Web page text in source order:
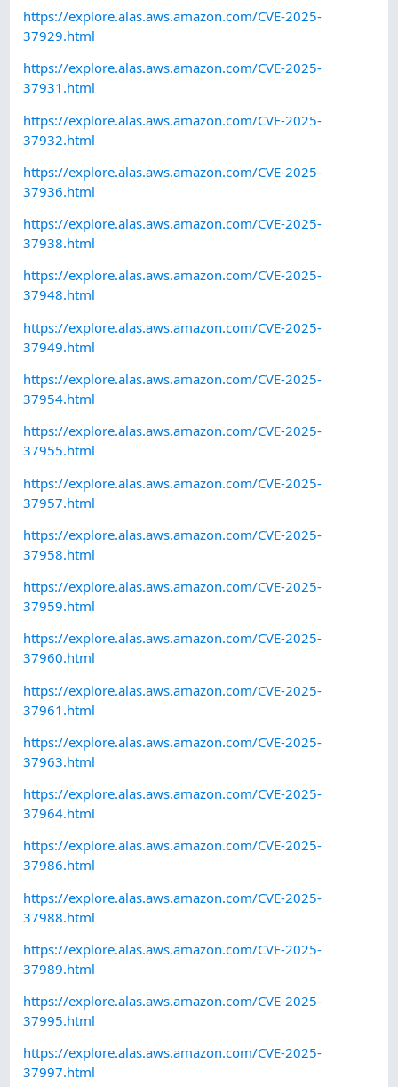
https://explore.alas.aws.amazon.com/CVE-2025-
37929.html
https://explore.alas.aws.amazon.com/CVE-2025-
37931.html
https://explore.alas.aws.amazon.com/CVE-2025-
37932.html
https://explore.alas.aws.amazon.com/CVE-2025-
37936.html
https://explore.alas.aws.amazon.com/CVE-2025-
37938.html
https://explore.alas.aws.amazon.com/CVE-2025-
37948.html
https://explore.alas.aws.amazon.com/CVE-2025-
37949.html
https://explore.alas.aws.amazon.com/CVE-2025-
37954.html
https://explore.alas.aws.amazon.com/CVE-2025-
37955.html
https://explore.alas.aws.amazon.com/CVE-2025-
37957.html
https://explore.alas.aws.amazon.com/CVE-2025-
37958.html
https://explore.alas.aws.amazon.com/CVE-2025-
37959.html
https://explore.alas.aws.amazon.com/CVE-2025-
37960.html
https://explore.alas.aws.amazon.com/CVE-2025-
37961.html
https://explore.alas.aws.amazon.com/CVE-2025-
37963.html
https://explore.alas.aws.amazon.com/CVE-2025-
37964.html
https://explore.alas.aws.amazon.com/CVE-2025-
37986.html
https://explore.alas.aws.amazon.com/CVE-2025-
37988.html
https://explore.alas.aws.amazon.com/CVE-2025-
37989.html
https://explore.alas.aws.amazon.com/CVE-2025-
37995.html
https://explore.alas.aws.amazon.com/CVE-2025-
37997.html